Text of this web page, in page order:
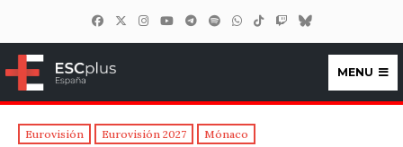
ESCplus España
MENU
Eurovisión Eurovisión 2027 Mónaco